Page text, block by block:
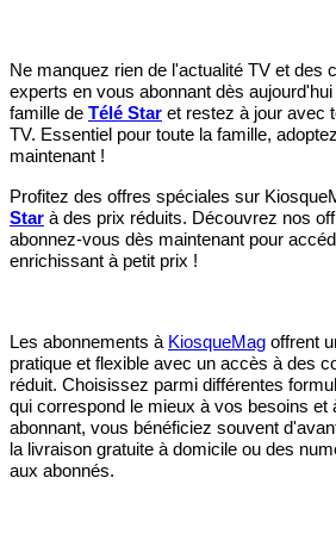
Ne manquez rien de l'actualité TV et des
experts en vous abonnant dès
famille de Télé Star et restez à jour avec
TV. Essentiel pour toute la famille, adoptez
maintenant !
Profitez des offres spéciales sur
Star à des prix réduits. Découvrez nos
abonnez-vous dès maintenant pour
enrichissant à petit prix !
Les abonnements à KiosqueMag offrent
pratique et flexible avec un accès à des
réduit. Choisissez parmi différentes
qui correspond le mieux à vos besoins et
abonnant, vous bénéficiez souvent
la livraison gratuite à domicile ou des
aux abonnés.